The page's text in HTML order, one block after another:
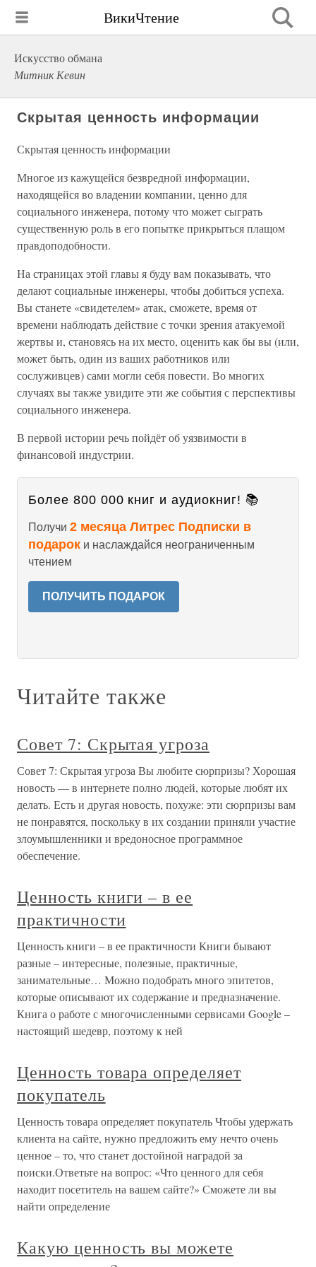
ВикиЧтение
Искусство обмана
Митник Кевин
Скрытая ценность информации
Скрытая ценность информации
Многое из кажущейся безвредной информации,
находящейся во владении компании, ценно для
социального инженера, потому что может сыграть
существенную роль в его попытке прикрыться плащом
правдоподобности.
На страницах этой главы я буду вам показывать, что
делают социальные инженеры, чтобы добиться успеха.
Вы станете «свидетелем» атак, сможете, время от
времени наблюдать действие с точки зрения атакуемой
жертвы и, становясь на их место, оценить как бы вы (или,
может быть, один из ваших работников или
сослуживцев) сами могли себя повести. Во многих
случаях вы также увидите эти же события с перспективы
социального инженера.
В первой истории речь пойдёт об уязвимости в
финансовой индустрии.
Более 800 000 книг и аудиокниг! 📚
Получи 2 месяца Литрес Подписки в
подарок и наслаждайся неограниченным
чтением
ПОЛУЧИТЬ ПОДАРОК
Читайте также
Совет 7: Скрытая угроза
Совет 7: Скрытая угроза Вы любите сюрпризы? Хорошая
новость — в интернете полно людей, которые любят их
делать. Есть и другая новость, похуже: эти сюрпризы вам
не понравятся, поскольку в их создании приняли участие
злоумышленники и вредоносное программное
обеспечение.
Ценность книги – в ее
практичности
Ценность книги – в ее практичности Книги бывают
разные – интересные, полезные, практичные,
занимательные… Можно подобрать много эпитетов,
которые описывают их содержание и предназначение.
Книга о работе с многочисленными сервисами Google –
настоящий шедевр, поэтому к ней
Ценность товара определяет
покупатель
Ценность товара определяет покупатель Чтобы удержать
клиента на сайте, нужно предложить ему нечто очень
ценное – то, что станет достойной наградой за
поиски.Ответьте на вопрос: «Что ценного для себя
находит посетитель на вашем сайте?» Сможете ли вы
найти определение
Какую ценность вы можете